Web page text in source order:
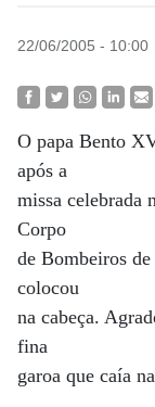
22/06/2005 - 10:00
O papa Bento
após a
missa celebrada
Corpo
de Bombeiros
colocou
na cabeça.
fina
garoa que caía